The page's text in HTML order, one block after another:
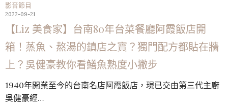
影音節目
2022-09-21
【Liz 美食家】台南80年台菜餐廳阿霞飯店開
箱！蒸魚、熬湯的鎮店之寶？獨門配方都貼在牆
上？吳健豪教你看鱔魚熟度小撇步
1940年開業至今的台南名店阿霞飯店，現已交由第三代主廚
吳健豪經…